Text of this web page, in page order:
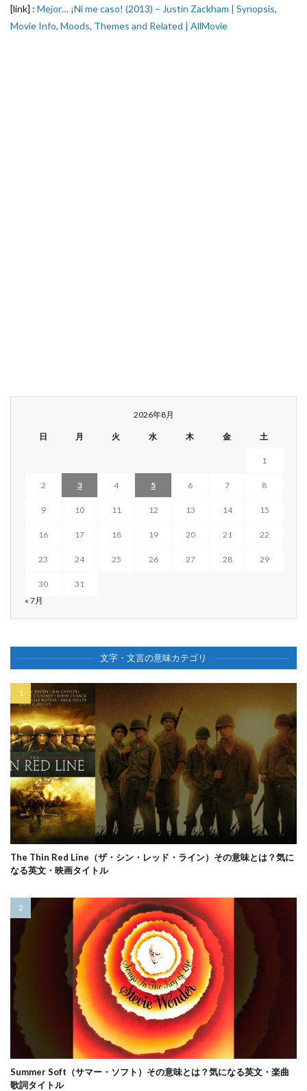
[link] : Mejor… ¡Ni me caso! (2013) – Justin Zackham | Synopsis,
Movie Info, Moods, Themes and Related | AllMovie
2026年8月
日 月 火 水 木 金 土
1
2 3 4 5 6 7 8
9 10 11 12 13 14 15
16 17 18 19 20 21 22
23 24 25 26 27 28 29
30
31
« 7月
文字・文言の意味カテゴリ
The Thin Red Line（ザ・シン・レッド・ライン）その意味とは？気に
なる英文・映画タイトル
Summer Soft（サマー・ソフト）その意味とは？気になる英文・楽曲
歌詞タイトル